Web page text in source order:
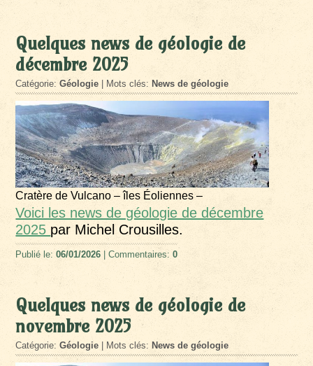
Quelques news de géologie de
décembre 2025
Catégorie:Géologie | Mots clés: News de géologie
Cratère de Vulcano – îles Éoliennes –
Voici les news de géologie de décembre
2025 par Michel Crousilles.
Publié le:06/01/2026 | Commentaires:0
Quelques news de géologie de
novembre 2025
Catégorie:Géologie | Mots clés: News de géologie